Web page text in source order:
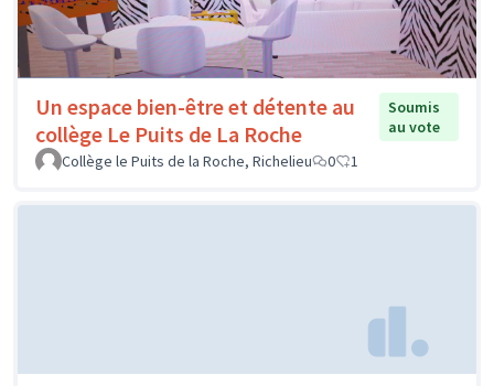
Un espace bien-être et détente au
collège Le Puits de La Roche
Soumis
au vote
Collège le Puits de la Roche, Richelieu
0 1